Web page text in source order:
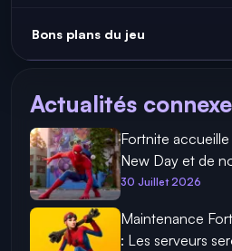
Bons plans du jeu
Actualités
Fortnite
New Day et de
30 Juillet 2026
Maintenance
: Les serveurs